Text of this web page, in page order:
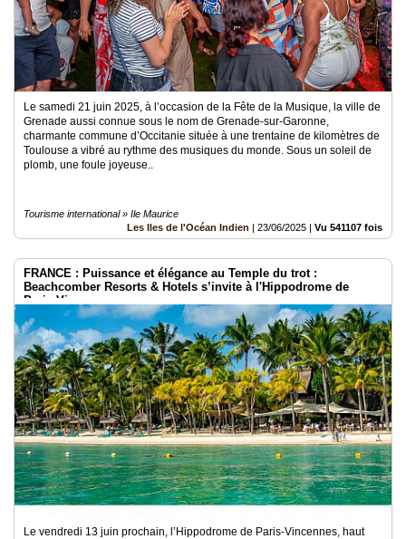
Le samedi 21 juin 2025, à l’occasion de la Fête de la Musique, la ville de
Grenade aussi connue sous le nom de Grenade-sur-Garonne,
charmante commune d’Occitanie située à une trentaine de kilomètres de
Toulouse a vibré au rythme des musiques du monde. Sous un soleil de
plomb, une foule joyeuse..
Tourisme international » Ile Maurice
Les Iles de l'Océan Indien | 23/06/2025 | Vu 541107 fois
FRANCE : Puissance et élégance au Temple du trot :
Beachcomber Resorts & Hotels s’invite à l'Hippodrome de
Paris-Vincennes
Le vendredi 13 juin prochain, l’Hippodrome de Paris-Vincennes, haut